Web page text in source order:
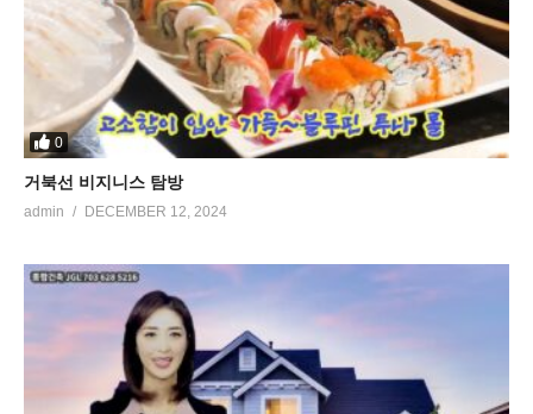
0
거북선 비지니스 탐방
admin DECEMBER 12, 2024